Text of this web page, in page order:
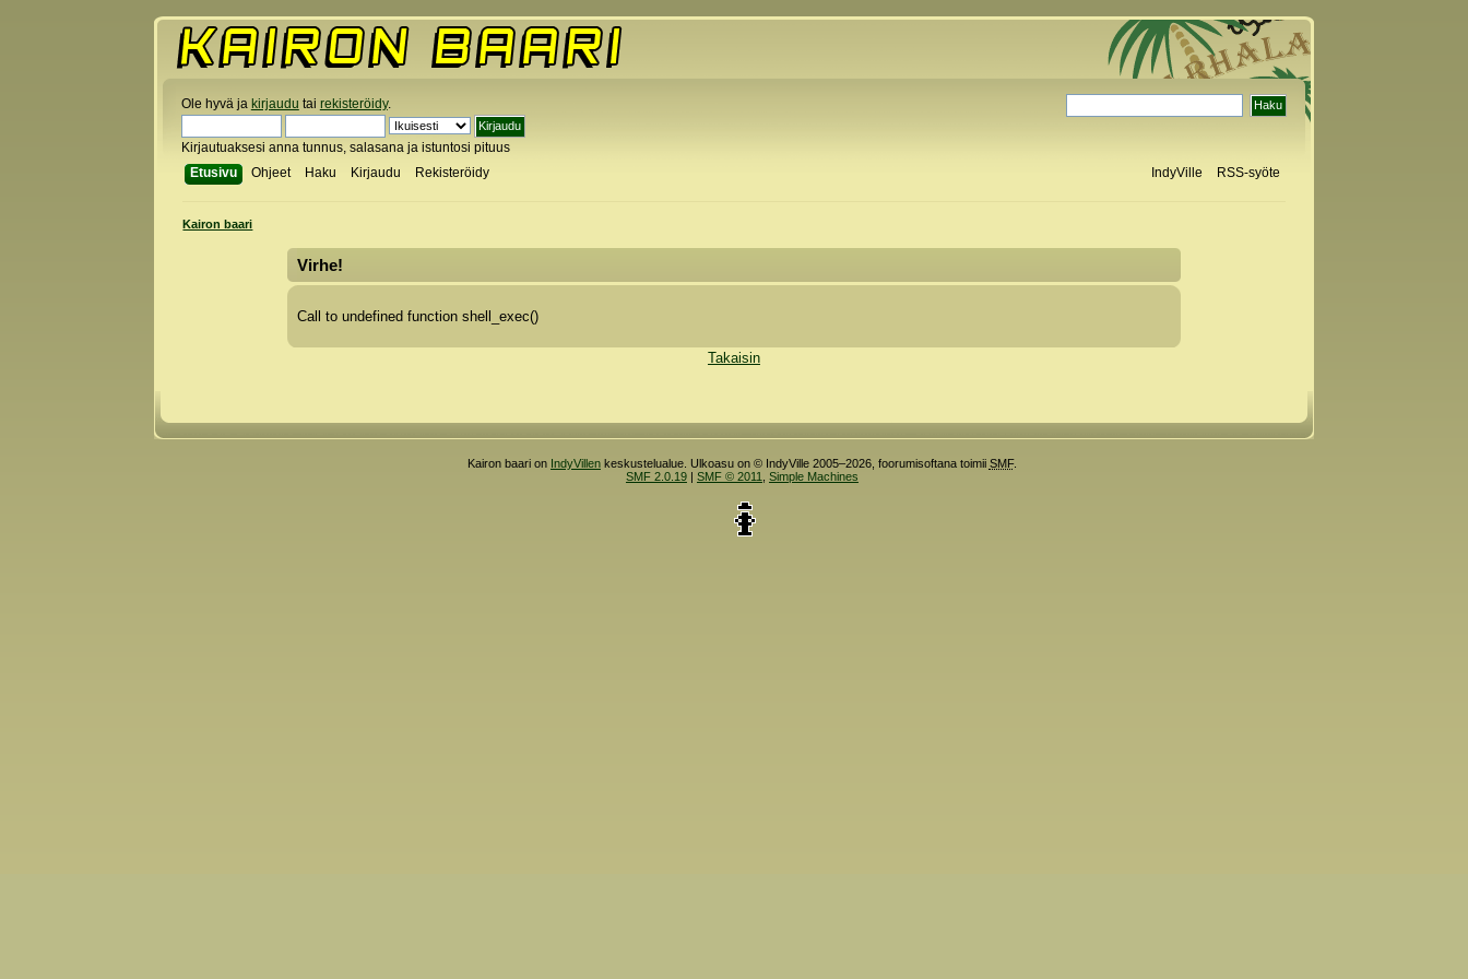
Ole hyvä ja kirjaudu tai rekisteröidy.
Kirjautuaksesi anna tunnus, salasana ja istuntosi pituus
Etusivu
Ohjeet Haku Kirjaudu Rekisteröidy IndyVille RSS-syöte
Kairon baari
Virhe!
Call to undefined function shell_exec()
Takaisin
Kairon baari on IndyVillenkeskustelualue. Ulkoasu on © IndyVille 2005–2026, foorumisoftana toimii SMF.
SMF 2.0.19| SMF © 2011 Simple Machines